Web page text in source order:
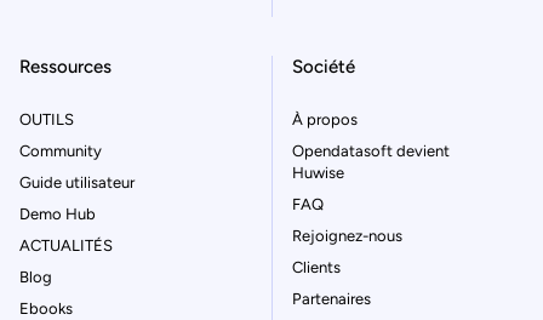
Ressources
OUTILS
Community
Guide utilisateur
Demo Hub
ACTUALITÉS
Blog
Ebooks
Société
À propos
Opendatasoft devient
Huwise
FAQ
Rejoignez-nous
Clients
Partenaires